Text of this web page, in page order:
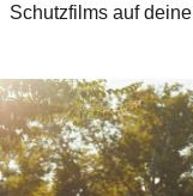
Schutzfilms auf